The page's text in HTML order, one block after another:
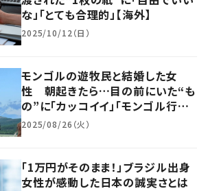
な」「とても合理的」【海外】
2025/10/12（日）
モンゴルの遊牧民と結婚した女
性 朝起きたら…目の前にいた“も
の”に「カッコイイ」「モンゴル行き
たい」
2025/08/26（火）
「1万円がそのまま！」ブラジル出身
女性が感動した日本の誠実さとは